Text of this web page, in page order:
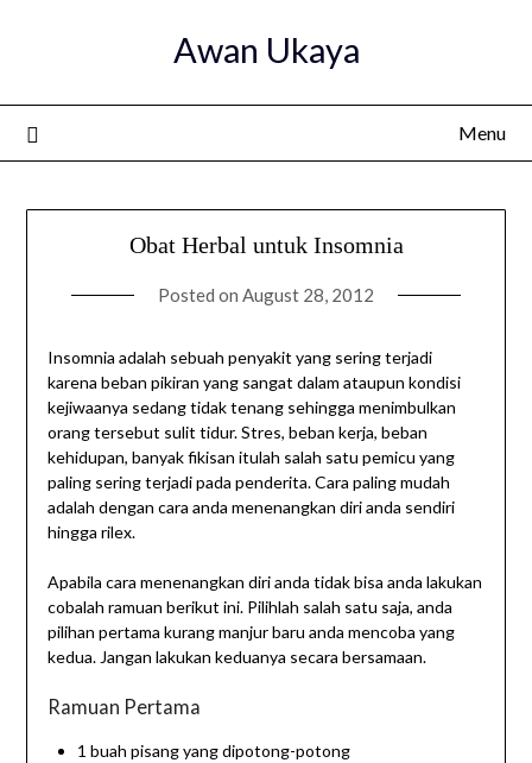
Awan Ukaya
Menu
Obat Herbal untuk Insomnia
Posted on August 28, 2012
Insomnia adalah sebuah penyakit yang sering terjadi
karena beban pikiran yang sangat dalam ataupun kondisi
kejiwaanya sedang tidak tenang sehingga menimbulkan
orang tersebut sulit tidur. Stres, beban kerja, beban
kehidupan, banyak fikisan itulah salah satu pemicu yang
paling sering terjadi pada penderita. Cara paling mudah
adalah dengan cara anda menenangkan diri anda sendiri
hingga rilex.
Apabila cara menenangkan diri anda tidak bisa anda lakukan
cobalah ramuan berikut ini. Pilihlah salah satu saja, anda
pilihan pertama kurang manjur baru anda mencoba yang
kedua. Jangan lakukan keduanya secara bersamaan.
Ramuan Pertama
1 buah pisang yang dipotong-potong